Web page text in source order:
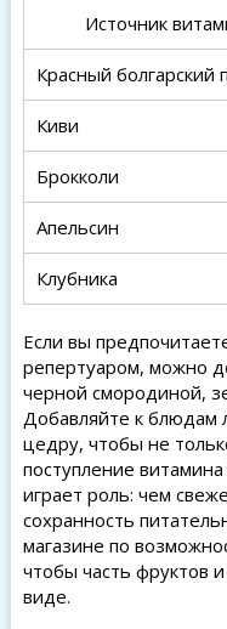
Источник
Красный болгарский
Киви
Брокколи
Апельсин
Клубника
Если вы
репертуаром, можно
черной смородиной,
Добавляйте к блюдам
цедру, чтобы не
поступление
играет роль: чем
сохранность
магазине по
чтобы часть фруктов
виде.